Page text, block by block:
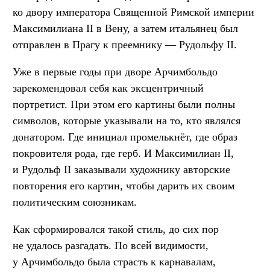
ко двору императора Священной Римской империи
Максимилиана II в Вену, а затем итальянец был
отправлен в Прагу к преемнику — Рудольфу II.
Уже в первые годы при дворе Арчимбольдо
зарекомендовал себя как эксцентричный
портретист. При этом его картины были полны
символов, которые указывали на то, кто являлся
донатором. Где инициал промелькнёт, где образ
покровителя рода, где герб. И Максимилиан II,
и Рудольф II заказывали художнику авторские
повторения его картин, чтобы дарить их своим
политическим союзникам.
Как сформировался такой стиль, до сих пор
не удалось разгадать. По всей видимости,
у Арчимбольдо была страсть к карнавалам,